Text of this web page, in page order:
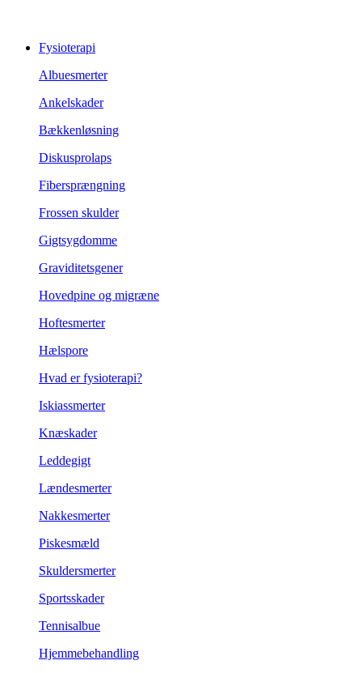
Fysioterapi
Albuesmerter
Ankelskader
Bækkenløsning
Diskusprolaps
Fibersprængning
Frossen skulder
Gigtsygdomme
Graviditetsgener
Hovedpine og migræne
Hoftesmerter
Hælspore
Hvad er fysioterapi?
Iskiassmerter
Knæskader
Leddegigt
Lændesmerter
Nakkesmerter
Piskesmæld
Skuldersmerter
Sportsskader
Tennisalbue
Hjemmebehandling